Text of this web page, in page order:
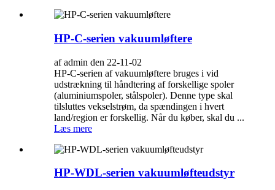
HP-C-serien vakuumløftere
af admin den 22-11-02
HP-C-serien af ​​vakuumløftere bruges i vid
udstrækning til håndtering af forskellige spoler
(aluminiumspoler, stålspoler). Denne type skal
tilsluttes vekselstrøm, da spændingen i hvert
land/region er forskellig. Når du køber, skal du ...
Læs mere
HP-WDL-serien vakuumløfteudstyr